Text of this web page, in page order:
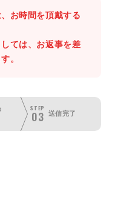
お時間を頂戴する
ては、お返事を差
。
STEP
03 送信完了